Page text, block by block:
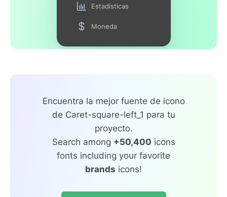
Estadísticas
Moneda
Encuentra la mejor fuente de icono
de Caret-square-left_1 para tu
proyecto.
Search among +50,400 icons
fonts including your favorite
brands icons!